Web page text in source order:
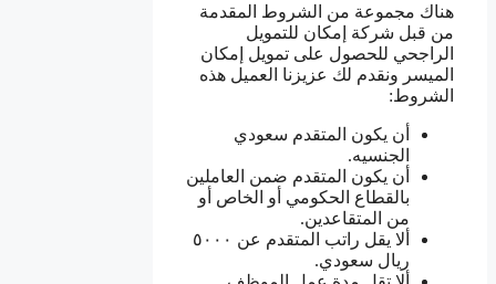
هناك مجموعة من الشروط المقدمة
من قبل شركة إمكان للتمويل
الراجحي للحصول على تمويل إمكان
الميسر ونقدم لك عزيزنا العميل هذه
الشروط:
أن يكون المتقدم سعودي
الجنسيه.
أن يكون المتقدم ضمن العاملين
بالقطاع الحكومي أو الخاص أو
من المتقاعدين.
ألا يقل راتب المتقدم عن ٥٠٠٠
ريال سعودي.